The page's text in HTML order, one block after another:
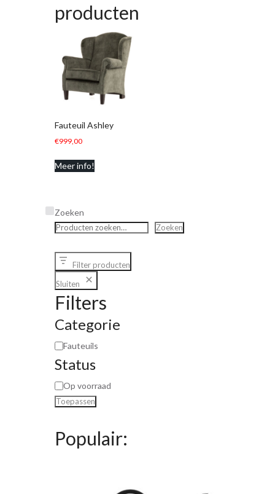
producten
Fauteuil Ashley
€999,00
Meer info!
Zoeken
Zoeken
Filter producten
Sluiten
Filters
Categorie
Fauteuils
Status
Op voorraad
Toepassen
Populair: